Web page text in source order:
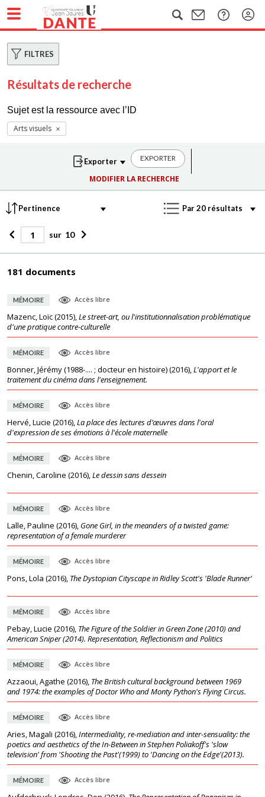
FILTRES
Résultats de recherche
Sujet est la ressource avec l’ID
Arts visuels
EXPORTER
MODIFIER LA RECHERCHE
sur 10
181 documents
MÉMOIRE Accès libre
Mazenc, Loïc(2015),Le street-art, ou l'institutionnalisation problématique
d'une pratique contre-culturelle
MÉMOIRE Accès libre
Bonner, Jérémy (1988-.... ; docteur en histoire)(2016),L'apport et le
traitement du cinéma dans l'enseignement.
MÉMOIRE Accès libre
Hervé, Lucie (2016),La place des lectures d’œuvres dans l'oral
d'expression de ses émotions à l'école maternelle
MÉMOIRE Accès libre
Chenin, Caroline (2016),Le dessin sans dessein
MÉMOIRE Accès libre
Lalle, Pauline (2016), Gone Girl, in the meanders of a twisted game:
representation of a female murderer
MÉMOIRE Accès libre
Pons, Lola (2016), The Dystopian Cityscape in Ridley Scott's 'Blade Runner'
MÉMOIRE Accès libre
Pebay, Lucie (2016), The Figure of the Soldier in Green Zone (2010) and
American Sniper (2014). Representation, Reflectionism and Politics
MÉMOIRE Accès libre
Azzaoui, Agathe (2016), The British cultural background between 1969
and 1974: the examples of Doctor Who and Monty Python's Flying Circus.
MÉMOIRE Accès libre
Aries, Magali (2016),Intermediality, re-mediation and inter-sensuality: the
poetics and aesthetics of the In-Between in Stephen Poliakoff's 'slow
television' from 'Shooting the Past'(1999) to 'Dancing on the Edge'(2013).
MÉMOIRE Accès libre